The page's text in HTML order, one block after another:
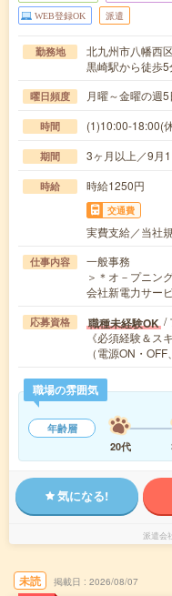
WEB登録OK 派遣
勤務地
北九州市八幡西
黒崎駅から徒歩
曜日頻度 月曜～金曜の週
時間 (1)10:00-18:00(
期間 3ヶ月以上／9月
時給 時給1250円
交通費
実費支給／当社規
仕事内容
一般事務
＞＊オ－プニン
会社新電力サー
応募資格 職種未経験OK /
《必須経験＆ス
（電源ON・
職場の雰囲気
年齢層
20代
気になる!
派遣会
未読 掲載日 2026/08/07